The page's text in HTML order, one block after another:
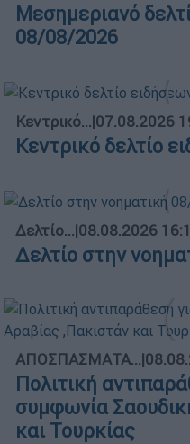
Μεσημεριανό
08/08/2026
Κεντρικό...|07.08.2026
Κεντρικό δελτίο
Δελτίο...|08.08.2026
Δελτίο στην
ΑΠΟΣΠΑΣΜΑΤΑ...|
Πολιτική
συμφωνία
και Τουρκίας